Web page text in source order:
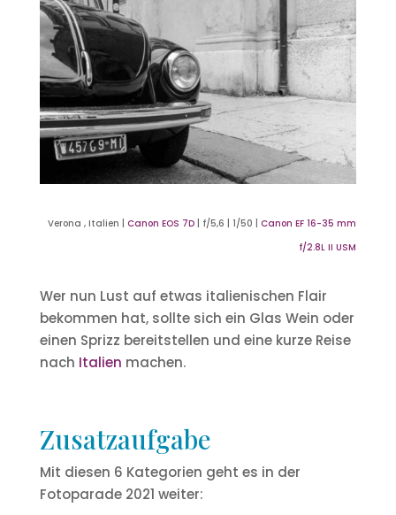
Verona , Italien |Canon EOS 7D | f/5,6 | 1/50 |Canon EF 16-35 mm
f/2.8L II USM
Wer nun Lust auf etwas italienischen Flair
bekommen hat, sollte sich ein Glas Wein oder
einen Sprizz bereitstellen und eine kurze Reise
nach Italien machen.
Zusatzaufgabe
Mit diesen 6 Kategorien geht es in der
Fotoparade 2021 weiter: